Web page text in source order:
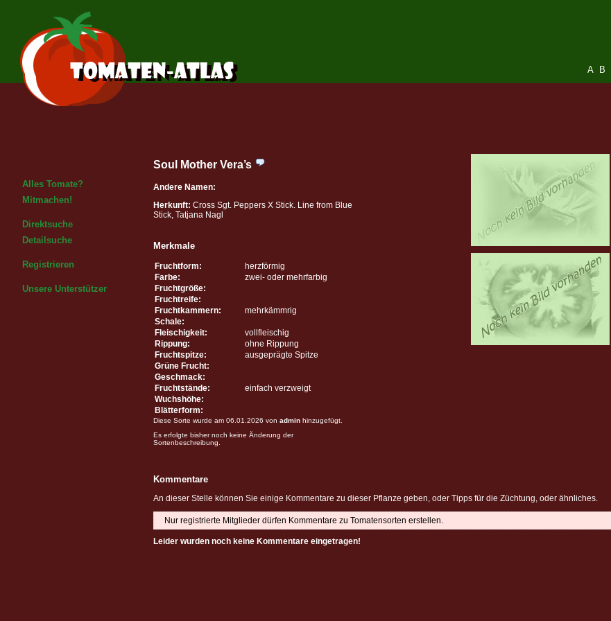
A B
Alles Tomate?
Mitmachen!
Direktsuche
Detailsuche
Registrieren
Unsere Unterstützer
Soul Mother Vera’s
Andere Namen:
Herkunft: Cross Sgt. Peppers X Stick. Line from Blue
Stick, Tatjana Nagl
Merkmale
Fruchtform:
herzförmig
Farbe:
zwei- oder mehrfarbig
Fruchtgröße:
Fruchtreife:
Fruchtkammern:
mehrkämmrig
Schale:
Fleischigkeit:
vollfleischig
Rippung:
ohne Rippung
Fruchtspitze:
ausgeprägte Spitze
Grüne Frucht:
Geschmack:
Fruchtstände:
einfach verzweigt
Wuchshöhe:
Blätterform:
Diese Sorte wurde am 06.01.2026 von admin hinzugefügt.
Es erfolgte bisher noch keine Änderung der
Sortenbeschreibung.
Kommentare
An dieser Stelle können Sie einige Kommentare zu dieser Pflanze geben, oder Tipps für die Züchtung, oder ähnliches.
Nur registrierte Mitglieder dürfen Kommentare zu Tomatensorten erstellen.
Leider wurden noch keine Kommentare eingetragen!